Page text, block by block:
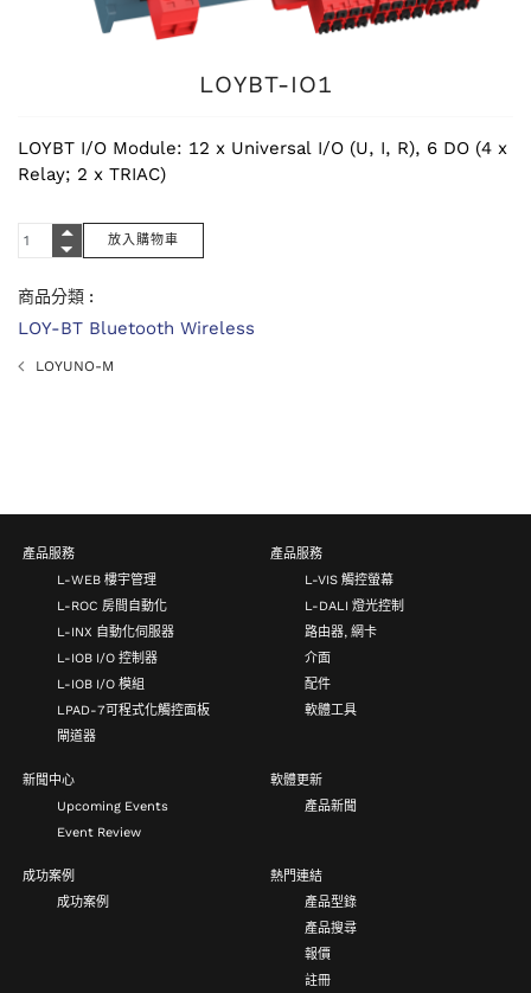
LOYBT-IO1
LOYBT I/O Module: 12 x Universal I/O (U, I, R), 6 DO (4 x
Relay; 2 x TRIAC)
商品分類 :
LOY-BT Bluetooth Wireless
LOYUNO-M
產品服務
L-WEB 樓宇管理
L-ROC 房間自動化
L-INX 自動化伺服器
L-IOB I/O 控制器
L-IOB I/O 模組
LPAD-7可程式化觸控面板
閘道器
產品服務
L-VIS 觸控螢幕
L-DALI 燈光控制
路由器, 網卡
介面
配件
軟體工具
新聞中心
Upcoming Events
Event Review
軟體更新
產品新聞
成功案例
成功案例
熱門連結
產品型錄
產品搜尋
報價
註冊